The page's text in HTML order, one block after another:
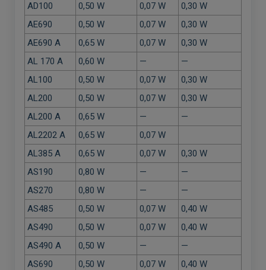
AD100
0,50 W 0,07 W
0,30 W
AE690
0,50 W 0,07 W
0,30 W
AE690 A
0,65 W 0,07 W
0,30 W
AL 170 A
0,60 W —
—
AL100
0,50 W 0,07 W
0,30 W
AL200
0,50 W 0,07 W
0,30 W
AL200 A
0,65 W —
—
AL2202 A
0,65 W
0,07 W
AL385 A
0,65 W 0,07 W
0,30 W
AS190
0,80 W —
—
AS270
0,80 W —
—
AS485
0,50 W 0,07 W
0,40 W
AS490
0,50 W 0,07 W
0,40 W
AS490 A
0,50 W —
—
AS690
0,50 W 0,07 W
0,40 W